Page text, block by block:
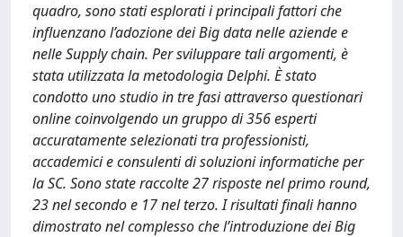
quadro, sono stati esplorati i principali fattori che
influenzano l’adozione dei Big data nelle aziende e
nelle Supply chain. Per sviluppare tali argomenti, è
stata utilizzata la metodologia Delphi. È stato
condotto uno studio in tre fasi attraverso questionari
online coinvolgendo un gruppo di 356 esperti
accuratamente selezionati tra professionisti,
accademici e consulenti di soluzioni informatiche per
la SC. Sono state raccolte 27 risposte nel primo round,
23 nel secondo e 17 nel terzo. I risultati finali hanno
dimostrato nel complesso che l’introduzione dei Big